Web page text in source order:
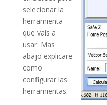
selecionar la
herramienta
que vais a
usar. Mas
abajo explicare
como
configurar las
herramientas.